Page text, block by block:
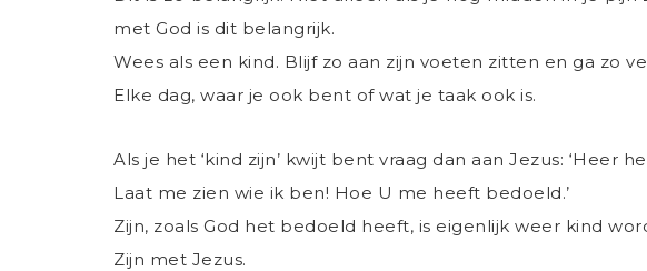
met God is dit belangrijk.
Wees als een kind. Blijf zo aan zijn voeten zitten en ga zo
Elke dag, waar je ook bent of wat je taak ook is.
Als je het ‘kind zijn’ kwijt bent vraag dan aan Jezus: ‘Heer
Laat me zien wie ik ben! Hoe U me heeft bedoeld.’
Zijn, zoals God het bedoeld heeft, is eigenlijk weer kind
Zijn met Jezus.